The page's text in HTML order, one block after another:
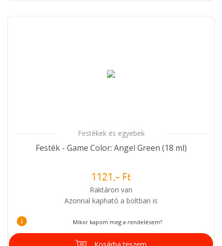
Festékek és egyebek
Festék - Game Color: Angel Green (18 ml)
1121,- Ft
Raktáron van
Azonnal kapható a boltban is
i Mikor kapom meg a rendelésem?